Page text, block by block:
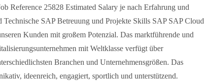
Reference 25828 Estimated Salary je nach Erfahrung und
SAP Betreuung und Projekte Skills SAP SAP Cloud
Kunden mit großem Potenzial. Das marktführende und
mit Weltklasse verfügt über
Branchen und Unternehmensgrößen. Das
ideenreich, engagiert, sportlich und unterstützend.